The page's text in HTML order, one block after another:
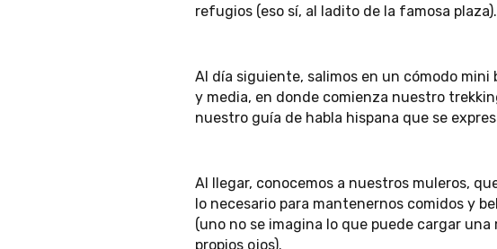
refugios (eso sí, al ladito de la famosa plaza).
Al día siguiente, salimos en un cómodo mini
y media, en donde comienza nuestro
nuestro guía de habla hispana que se
Al llegar, conocemos a nuestros muleros,
lo necesario para mantenernos comidos y
(uno no se imagina lo que puede cargar
propios ojos).